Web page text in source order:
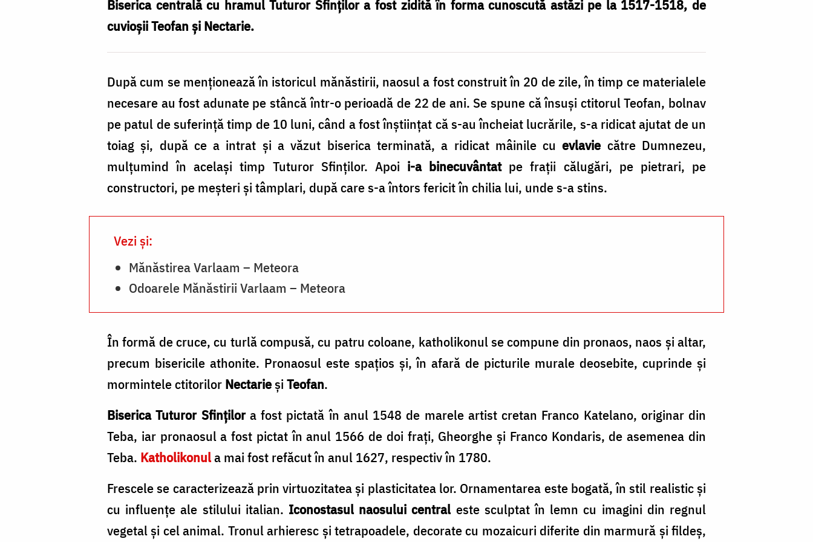
Biserica centrală cu hramul Tuturor Sfinţilor a fost zidită în forma cunoscută astăzi pe la 1517-1518, de
cuvioşii Teofan şi Nectarie.
După cum se menţionează în istoricul mănăstirii, naosul a fost construit în 20 de zile, în timp ce materialele
necesare au fost adunate pe stâncă într-o perioadă de 22 de ani. Se spune că însuşi ctitorul Teofan, bolnav
pe patul de suferinţă timp de 10 luni, când a fost înştiinţat că s-au încheiat lucrările, s-a ridicat ajutat de un
toiag și, după ce a intrat şi a văzut biserica terminată, a ridicat mâinile cuevlavie către Dumnezeu,
mulţumind în acelaşi timp Tuturor Sfinţilor. Apoi i-a binecuvântatpe fraţii călugări, pe pietrari, pe
constructori, pe meşteri şi tâmplari, după care s-a întors fericit în chilia lui, unde s-a stins.
Vezi și:
Mănăstirea Varlaam – Meteora
Odoarele Mănăstirii Varlaam – Meteora
În formă de cruce, cu turlă compusă, cu patru coloane, katholikonul se compune din pronaos, naos şi altar,
precum bisericile athonite. Pronaosul este spaţios şi, în afară de picturile murale deosebite, cuprinde şi
mormintele ctitorilor Nectarie şi Teofan.
Biserica Tuturor Sfinţilora fost pictată în anul 1548 de marele artist cretan Franco Katelano, originar din
Teba, iar pronaosul a fost pictat în anul 1566 de doi fraţi, Gheorghe şi Franco Kondaris, de asemenea din
Teba. Katholikonula mai fost refăcut în anul 1627, respectiv în 1780.
Frescele se caracterizează prin virtuozitatea şi plasticitatea lor. Ornamentarea este bogată, în stil realistic şi
cu influenţe ale stilului italian. Iconostasul naosului central este sculptat în lemn cu imagini din regnul
vegetal şi cel animal. Tronul arhieresc şi tetrapoadele, decorate cu mozaicuri diferite din marmură şi fildeş,